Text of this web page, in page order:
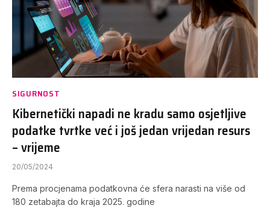
SIGURNOST
Kibernetički napadi ne kradu samo osjetljive
podatke tvrtke već i još jedan vrijedan resurs
– vrijeme
20/05/2024
Prema procjenama podatkovna će sfera narasti na više od
180 zetabajta do kraja 2025. godine